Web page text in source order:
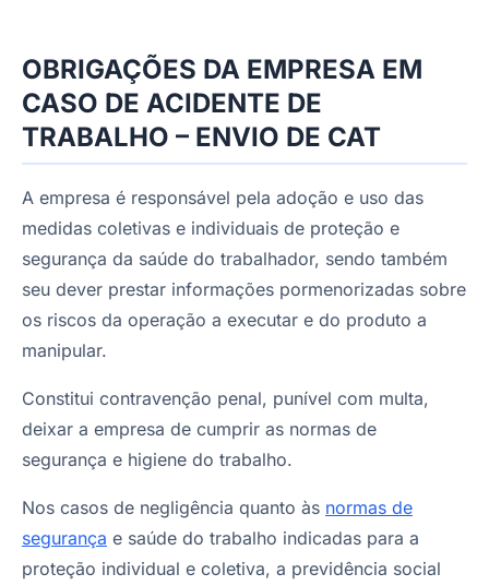
OBRIGAÇÕES DA EMPRESA EM
CASO DE ACIDENTE DE
TRABALHO – ENVIO DE CAT
A empresa é responsável pela adoção e uso das
medidas coletivas e individuais de proteção e
segurança da saúde do trabalhador, sendo também
seu dever prestar informações pormenorizadas sobre
os riscos da operação a executar e do produto a
manipular.
Constitui contravenção penal, punível com multa,
deixar a empresa de cumprir as normas de
segurança e higiene do trabalho.
Nos casos de negligência quanto às normas de
segurança e saúde do trabalho indicadas para a
proteção individual e coletiva, a previdência social